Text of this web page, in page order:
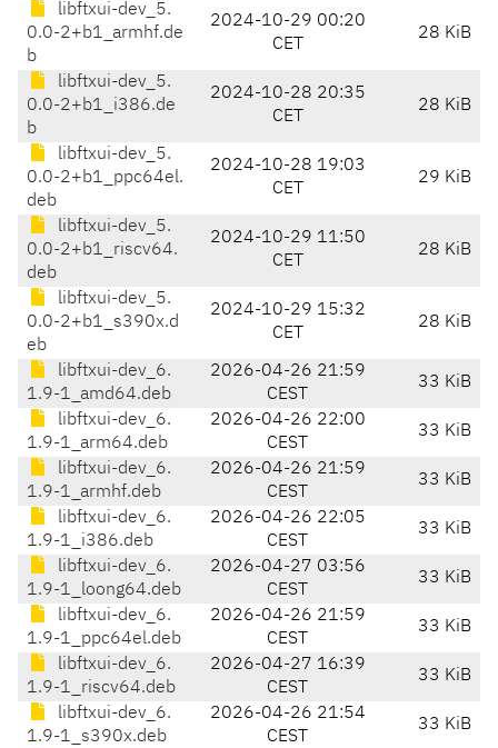
libftxui-dev_5.
0.0-2+b1_armhf.de
b
2024-10-29 00:20
CET
28 KiB
libftxui-dev_5.
0.0-2+b1_i386.de
b
2024-10-28 20:35
CET
28 KiB
libftxui-dev_5.
0.0-2+b1_ppc64el.
deb
2024-10-28 19:03
CET
29 KiB
libftxui-dev_5.
0.0-2+b1_riscv64.
deb
2024-10-29 11:50
CET
28 KiB
libftxui-dev_5.
0.0-2+b1_s390x.d
eb
2024-10-29 15:32
CET
28 KiB
libftxui-dev_6.
1.9-1_amd64.deb
2026-04-26 21:59
CEST
33 KiB
libftxui-dev_6.
1.9-1_arm64.deb
2026-04-26 22:00
CEST
33 KiB
libftxui-dev_6.
1.9-1_armhf.deb
2026-04-26 21:59
CEST
33 KiB
libftxui-dev_6.
1.9-1_i386.deb
2026-04-26 22:05
CEST
33 KiB
libftxui-dev_6.
1.9-1_loong64.deb
2026-04-27 03:56
CEST
33 KiB
libftxui-dev_6.
1.9-1_ppc64el.deb
2026-04-26 21:59
CEST
33 KiB
libftxui-dev_6.
1.9-1_riscv64.deb
2026-04-27 16:39
CEST
33 KiB
libftxui-dev_6.
1.9-1_s390x.deb
2026-04-26 21:54
CEST
33 KiB